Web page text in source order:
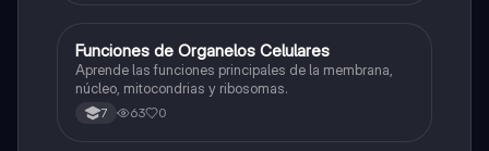
FBiologia
Funciones de Organelos Celulares
Aprende las funciones principales de la membrana,
núcleo, mitocondrias y ribosomas.
7 63 0